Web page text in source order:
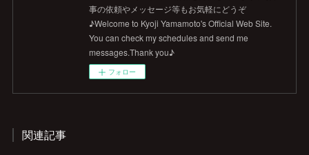
事の依頼やメッセージ等もお気軽にどうぞ
♪Welcome to Kyoji Yamamoto's Official Web Site.
You can check my schedules and send me
messages.Thank you♪
フォロー
関連記事